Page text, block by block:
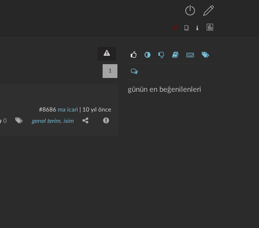
günün en beğenilenleri
1
#8686 ma icari 10 yıl önce
0 genel terim, isim